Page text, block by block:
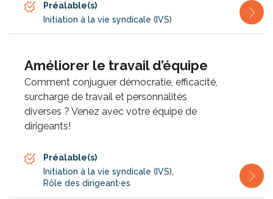
Préalable(s)
Initiation à la vie syndicale (IVS)
Améliorer le travail d’équipe
Comment conjuguer démocratie, efficacité,
surcharge de travail et personnalités
diverses ? Venez avec votre équipe de
dirigeants!
Préalable(s)
Initiation à la vie syndicale (IVS),
Rôle des dirigeant·es